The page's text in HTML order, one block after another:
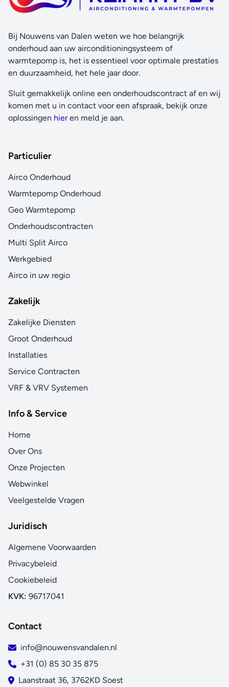
Bij Nouwens van Dalen weten we hoe belangrijk
onderhoud aan uw airconditioningsysteem of
warmtepomp is, het is essentieel voor optimale prestaties
en duurzaamheid, het hele jaar door.
Sluit gemakkelijk online een onderhoudscontract af en wij
komen met u in contact voor een afspraak, bekijk onze
oplossingen hieren meld je aan.
Particulier
Airco Onderhoud
Warmtepomp Onderhoud
Geo Warmtepomp
Onderhoudscontracten
Multi Split Airco
Werkgebied
Airco in uw regio
Zakelijk
Zakelijke Diensten
Groot Onderhoud
Installaties
Service Contracten
VRF & VRV Systemen
Info & Service
Home
Over Ons
Onze Projecten
Webwinkel
Veelgestelde Vragen
Juridisch
Algemene Voorwaarden
Privacybeleid
Cookiebeleid
KVK: 96717041
Contact
info@nouwensvandalen.nl
+31 (0) 85 30 35 875
Laanstraat 36, 3762KD Soest